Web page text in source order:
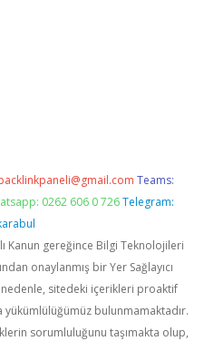
Teams:
0262 606 0 726 Telegram:
Kanun gereğince Bilgi Teknolojileri
onaylanmış bir Yer Sağlayıcı
sitedeki içerikleri proaktif
bulunmamaktadır.
sorumluluğunu taşımakta olup,